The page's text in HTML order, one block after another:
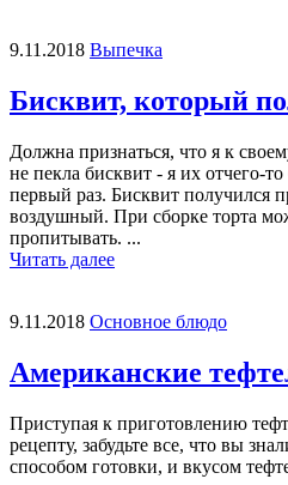
9.11.2018 Выпечка
Бисквит, который
Должна признаться, что я к
не пекла бисквит - я их отчего-
первый раз. Бисквит получился
воздушный. При сборке торта
пропитывать. ...
Читать далее
9.11.2018 Основное блюдо
Американские
Приступая к приготовлению
рецепту, забудьте все, что вы
способом готовки, и вкусом